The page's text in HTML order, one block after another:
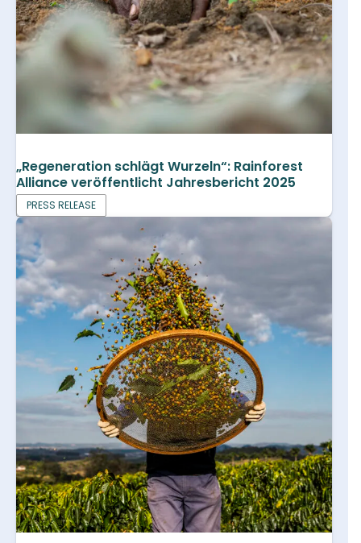
„Regeneration schlägt Wurzeln“: Rainforest
Alliance veröffentlicht Jahresbericht 2025
PRESS RELEASE